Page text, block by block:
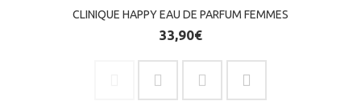
CLINIQUE HAPPY EAU DE PARFUM FEMMES
33,90€